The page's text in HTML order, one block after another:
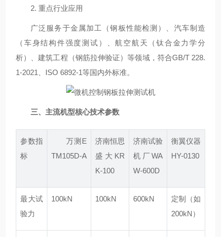
2. 重点行业应用
广泛服务于金属加工（钢板性能检测）、汽车制造
（车身结构件强度测试）、航空航天（钛合金力学分
析）、建筑工程（钢筋拉伸验证）等领域，符合GB/T 228.
1-2021、ISO 6892-1等国内外标准。
三、主流机型核心技术参数
参数指
标
万测E
TM105D-A
济南恒思
盛大KR
K-100
济南试验
机厂WA
W-600D
衡翼仪器
HY-0130
最大试
验力
100kN 100kN 600kN
定制（如
200kN）